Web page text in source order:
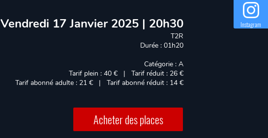
Instagram
Vendredi 17 Janvier 2025 | 20h30
T2R
Durée : 01h20
Catégorie : A
Tarif plein : 40 € | Tarif réduit : 26 €
Tarif abonné adulte : 21 € | Tarif abonné réduit : 14 €
Acheter des places